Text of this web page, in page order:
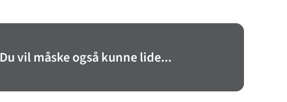
Du vil måske også kunne lide...